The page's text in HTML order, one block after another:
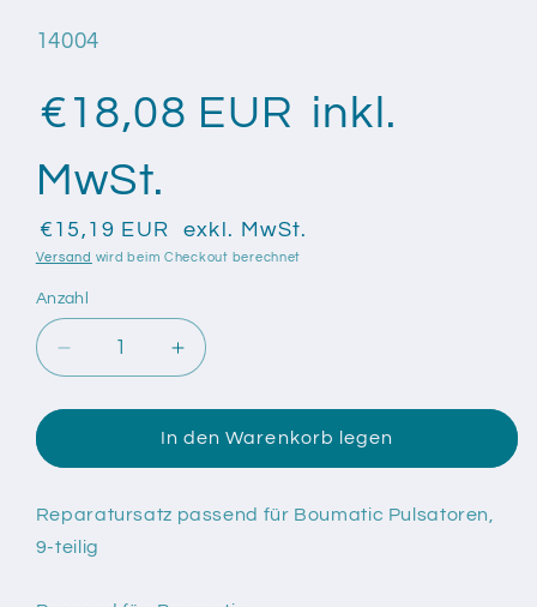
SKU:
14004
€18,08 EUR inkl.
MwSt.
€15,19 EUR exkl. MwSt.
Versand wird beim Checkout berechnet
Anzahl
Anzahl
Verringere
die
Menge
Reparatursatz
für
Boumatic
Erhöhe
die
Menge
für
Reparatursatz
für
In den Warenkorb legen
Reparatursatz passend für Boumatic Pulsatoren,
9-teilig